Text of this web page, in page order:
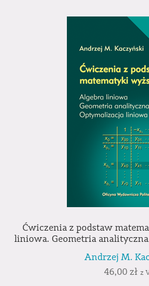
Ćwiczenia z podstaw
liniowa. Geometria
Andrzej M.
46,00 zł z